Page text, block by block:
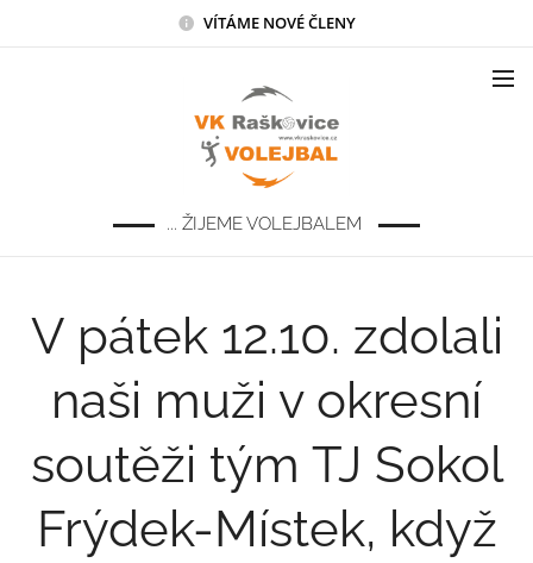
VÍTÁME NOVÉ ČLENY
... ŽIJEME VOLEJBALEM
V pátek 12.10. zdolali
naši muži v okresní
soutěži tým TJ Sokol
Frýdek-Místek, když